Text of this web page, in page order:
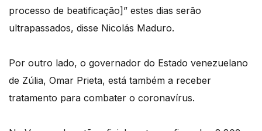
processo de beatificação]” estes dias serão
ultrapassados, disse Nicolás Maduro.
Por outro lado, o governador do Estado venezuelano
de Zúlia, Omar Prieta, está também a receber
tratamento para combater o coronavírus.